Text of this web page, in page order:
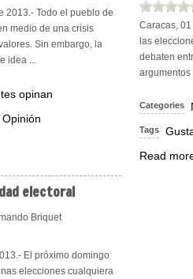
2013.- Todo el pueblo de
medio de una crisis
Sin embargo, la
idea ...
opinan
Opinión
Caracas,
las
debaten
argumentos
Categories
Tags
Read
electoral
Briquet
El próximo domingo
elecciones cualquiera